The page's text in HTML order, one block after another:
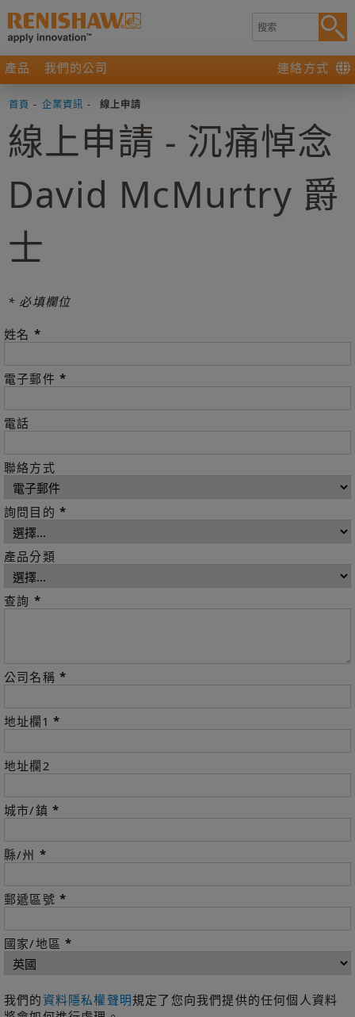
產品 我們的公司 連絡方式
首頁 - 企業資訊 - 線上申請
線上申請 - 沉痛悼念
David McMurtry 爵
士
* 必填欄位
姓名 *
電子郵件 *
電話
聯絡方式
詢問目的 *
產品分類
查詢 *
公司名稱 *
地址欄1 *
地址欄2
城市/鎮*
縣/州 *
郵遞區號 *
國家/地區*
我們的資料隱私權聲明規定了您向我們提供的任何個人資料